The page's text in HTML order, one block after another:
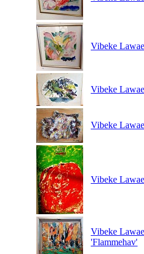
Vibeke
Vibeke
Vibeke
Vibeke
Vibeke
'Flammehav'